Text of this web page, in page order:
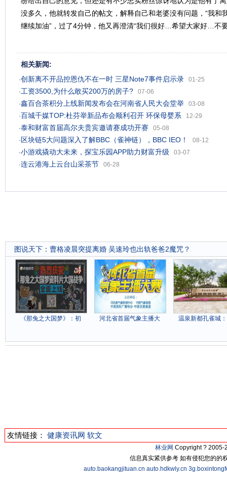
没多久，他就转发自己的帖文，解释自己和老婆没有问题，“我
继续加油”，过了4分钟，他又再澄清“我们很好…希望大家好…不
相关新闻:
·创新离不开品控恩仇不在一时 三星Note7事件启示录
01-25
·工资3500,为什么敢买200万的房子?
07-06
·鑫百合茶积分上线新闻发布会在河南省人民大会堂举
03-08
·百城千媒TOP:杜芬举新品布会顺利召开 环保母婴系
12-29
·泰和财富首届高尔夫贵宾邀请赛成功开赛
05-08
· 区块链5大问题深入了解BBC（雀神链），BBC IEO！
08-12
·小游戏撬动大未来，探宝乐园APP助力财富升级
03-07
·连云港海上云台山采茶节 06-28
图说天下 ： 曹格凌晨突提离婚 吴速玲也出轨爸爸2魔咒？
《那兔之大国梦》：初 河北省首届气象主播大 温泉新都孔雀城
友情链接： 健康资讯网 软文
林业网 Copyright ? 2005-
信息真实紧供参考 如有侵犯您的的
auto.baokangjituan.cn auto.hdkwly.cn